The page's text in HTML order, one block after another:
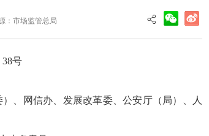
市场监管总局
38号
、网信办、发展改革委、公安厅（局）、人